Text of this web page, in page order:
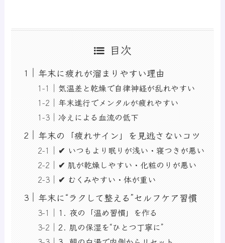
目次
年末に疲れが溜まりやすい理由
気温差と乾燥で自律神経が乱れやすい
年末進行でメンタルが疲れやすい
冷えによる血流の低下
年末の「疲れサイン」を見逃さないコツ
✔ いつもより眠りが浅い・寝つきが悪い
✔ 肌が乾燥しやすい・化粧のりが悪い
✔ むくみやすい・体が重い
年末に“ラクして整える”セルフケア習慣
1. 夜の「温め習慣」を作る
2. 肌の保湿を“ひとつ丁寧に”